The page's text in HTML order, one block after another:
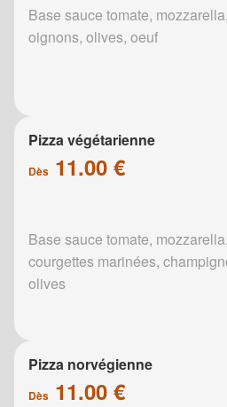
Base sauce tomate,
oignons, olives, oeuf
Pizza végétarienne
Dès 11.00 €
Base sauce tomate,
courgettes marinées,
olives
Pizza norvégienne
Dès 11.00 €